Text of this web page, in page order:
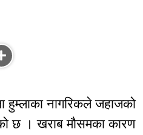
हुम्लाका नागरिकले जहाजको
छ । खराब मौसमका कारण